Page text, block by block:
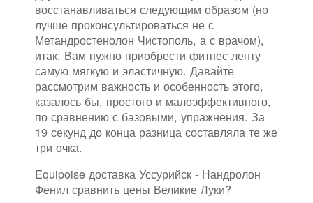
восстанавливаться следующим образом (но
лучше проконсультироваться не с
Метандростенолон Чистополь, а с врачом),
итак: Вам нужно приобрести фитнес ленту
самую мягкую и эластичную. Давайте
рассмотрим важность и особенность этого,
казалось бы, простого и малоэффективного,
по сравнению с базовыми, упражнения. За
19 секунд до конца разница составляла те же
три очка.
Equipoise доставка Уссурийск - Нандролон
Фенил сравнить цены Великие Луки?